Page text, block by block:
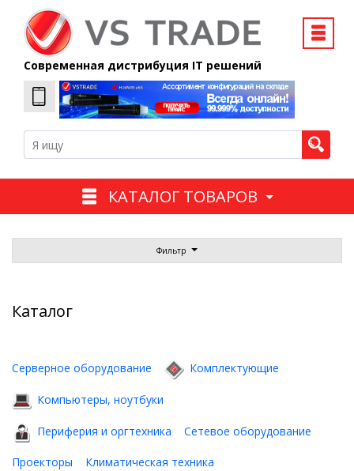
Современная дистрибуция IT решений
КАТАЛОГ ТОВАРОВ
Фильтр
Каталог
Серверное оборудование Комплектующие
Компьютеры, ноутбуки
Периферия и оргтехника Сетевое оборудование
Проекторы Климатическая техника